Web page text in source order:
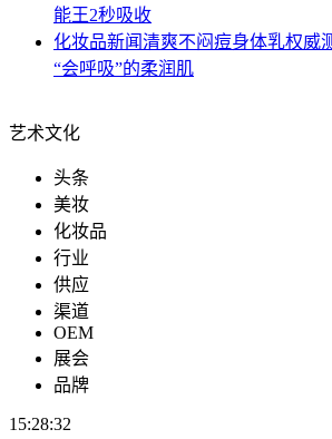
能王2秒吸收
化妆品新闻清爽不闷痘身体乳权威
“会呼吸”的柔润肌
艺术文化
头条
美妆
化妆品
行业
供应
渠道
OEM
展会
品牌
15:28:33